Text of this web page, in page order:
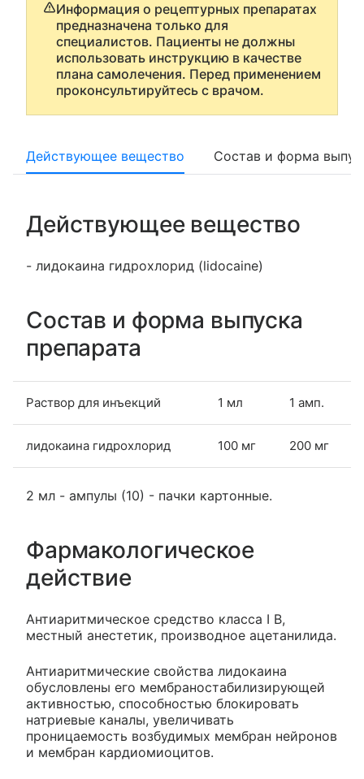
Информация о рецептурных препаратах
предназначена только для
специалистов. Пациенты не должны
использовать инструкцию в качестве
плана самолечения. Перед применением
проконсультируйтесь с врачом.
Действующее вещество Состав и форма
Действующее вещество
- лидокаина гидрохлорид (lidocaine)
Состав и форма выпуска
препарата
Раствор для инъекций 1 мл 1 амп.
лидокаина гидрохлорид 100 мг 200 мг
2 мл - ампулы (10) - пачки картонные.
Фармакологическое
действие
Антиаритмическое средство класса I B,
местный анестетик, производное ацетанилида.
Антиаритмические свойства лидокаина
обусловлены его мембраностабилизирующей
активностью, способностью блокировать
натриевые каналы, увеличивать
проницаемость возбудимых мембран нейронов
и мембран кардиомиоцитов.